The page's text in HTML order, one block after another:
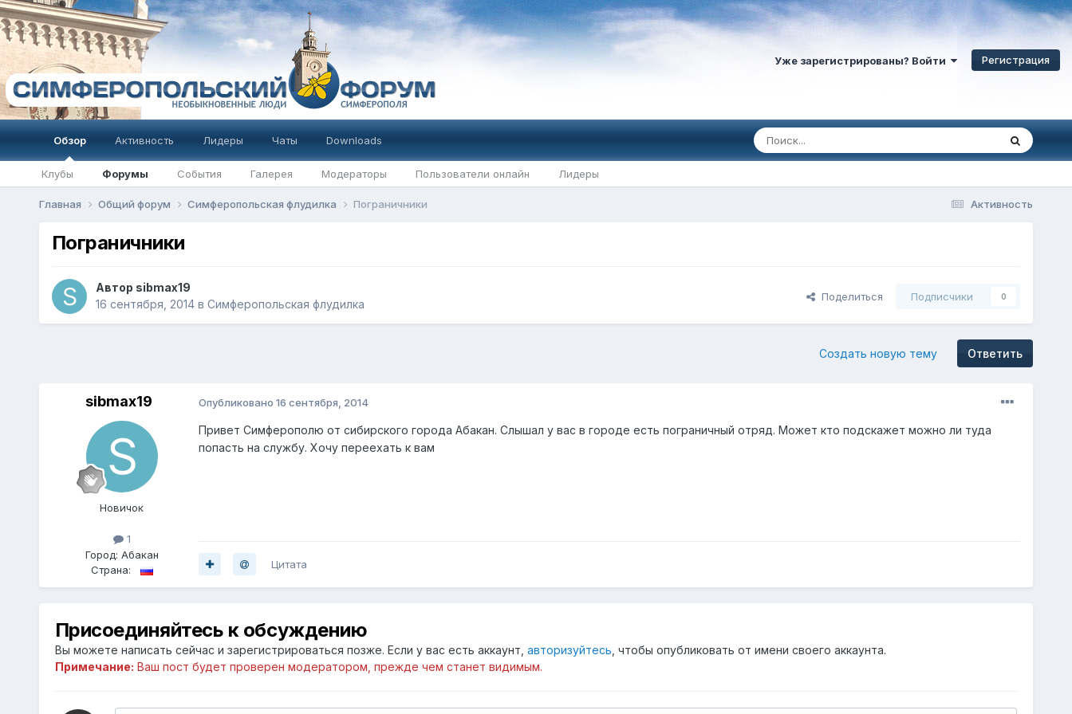
Уже зарегистрированы? Войти Регистрация
Обзор
Клубы Форумы События Галерея Модераторы Пользователи онлайн Лидеры
Активность Лидеры Чаты Downloads
Активность
Главная Общий форум Симферопольская флудилка Пограничники
Пограничники
Автор sibmax19
16 сентября, 2014в Симферопольская флудилка
Поделиться Подписчики 0
Ответить
Создать новую тему
sibmax19
Новичок
1
Город: Абакан
Страна:
Опубликовано 16 сентября, 2014
Привет Симферополю от сибирского города Абакан. Слышал у вас в городе есть пограничный отряд. Может кто подскажет можно ли туда
попасть на службу. Хочу переехать к вам
Цитата
Присоединяйтесь к обсуждению
Вы можете написать сейчас и зарегистрироваться позже. Если у вас есть аккаунт, авторизуйтесь , чтобы опубликовать от имени своего аккаунта.
Примечание: Ваш пост будет проверен модератором, прежде чем станет видимым.